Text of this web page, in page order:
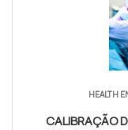
HEALTH
CALIBRAÇÃO